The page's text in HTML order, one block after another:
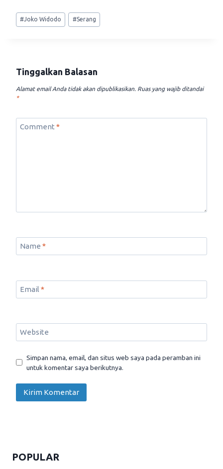
Post
Tags:
#Joko Widodo #Serang
Tinggalkan Balasan
Alamat email Anda tidak akan dipublikasikan. Ruas yang wajib ditandai
*
Comment *
Name *
Email *
Website
Simpan nama, email, dan situs web saya pada peramban ini
untuk komentar saya berikutnya.
POPULAR